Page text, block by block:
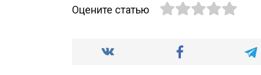
Оцените статью